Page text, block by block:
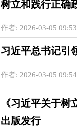
树立和践行正确
作者: 2026-03-05
习近平总书记引
作者: 2026-03-05
《习近平关于树
出版发行